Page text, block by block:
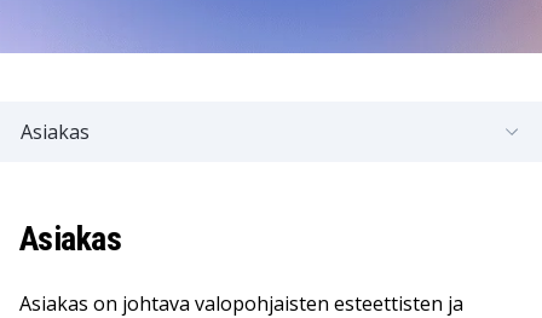
Asiakas
Asiakas
Asiakas on johtava valopohjaisten esteettisten ja